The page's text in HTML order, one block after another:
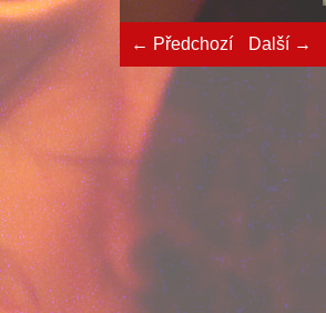
← Předchozí Další →